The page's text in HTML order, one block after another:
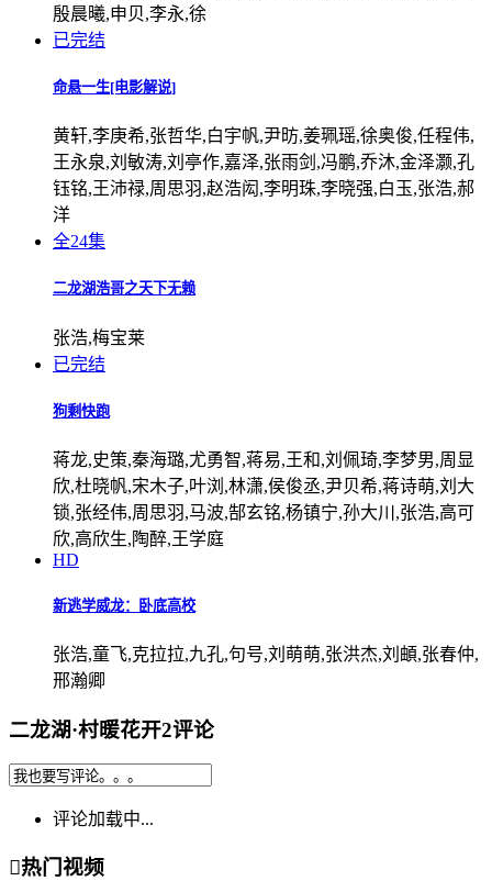
殷晨曦,申贝,李永,徐
已完结
命悬一生[电影解说]
黄轩,李庚希,张哲华,白宇帆,尹昉,姜珮瑶,徐奥俊,任程伟,
王永泉,刘敏涛,刘亭作,嘉泽,张雨剑,冯鹏,乔沐,金泽灏,孔
钰铭,王沛禄,周思羽,赵浩闳,李明珠,李晓强,白玉,张浩,郝
洋
全24集
二龙湖浩哥之天下无赖
张浩,梅宝莱
已完结
狗剩快跑
蒋龙,史策,秦海璐,尤勇智,蒋易,王和,刘佩琦,李梦男,周显
欣,杜晓帆,宋木子,叶浏,林潇,侯俊丞,尹贝希,蒋诗萌,刘大
锁,张经伟,周思羽,马波,郜玄铭,杨镇宁,孙大川,张浩,高可
欣,高欣生,陶醉,王学庭
HD
新逃学威龙：卧底高校
张浩,童飞,克拉拉,九孔,句号,刘萌萌,张洪杰,刘頔,张春仲,
邢瀚卿
二龙湖·村暖花开2评论
评论加载中...
热门视频